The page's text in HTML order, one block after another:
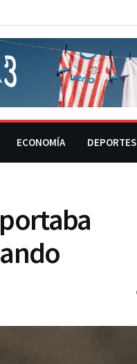
ECONOMÍA DEPORTES